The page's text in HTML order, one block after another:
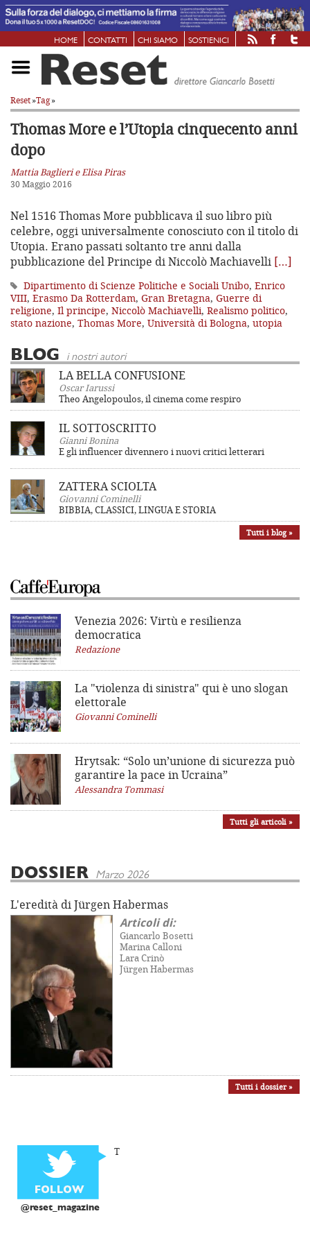
HOME CONTATTI CHI SIAMO SOSTIENICI
Reset»Tag»
Thomas More e l’Utopia cinquecento anni
dopo
Mattia Baglieri e Elisa Piras
30 Maggio 2016
Nel 1516 Thomas More pubblicava il suo libro più
celebre, oggi universalmente conosciuto con il titolo di
Utopia. Erano passati soltanto tre anni dalla
pubblicazione del Principe di Niccolò Machiavelli […]
Dipartimento di Scienze Politiche e Sociali Unibo, Enrico
VIII, Erasmo Da Rotterdam, Gran Bretagna, Guerre di
religione, Il principe, Niccolò Machiavelli, Realismo politico,
stato nazione, Thomas More, Università di Bologna, utopia
BLOG i nostri autori
LA BELLA CONFUSIONE
Oscar Iarussi
Theo Angelopoulos, il cinema come respiro
IL SOTTOSCRITTO
Gianni Bonina
E gli influencer divennero i nuovi critici letterari
ZATTERA SCIOLTA
Giovanni Cominelli
BIBBIA, CLASSICI, LINGUA E STORIA
Tutti i blog »
Venezia 2026: Virtù e resilienza
democratica
Redazione
La "violenza di sinistra" qui è uno slogan
elettorale
Giovanni Cominelli
Hrytsak: “Solo un’unione di sicurezza può
garantire la pace in Ucraina”
Alessandra Tommasi
Tutti gli articoli »
DOSSIER Marzo 2026
L'eredità di Jürgen Habermas
Articoli di:
Giancarlo Bosetti
Marina Calloni
Lara Crinò
Jürgen Habermas
Tutti i dossier »
@reset_magazine
T